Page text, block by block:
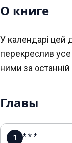
О книге
У календарі цей
перекреслив
ними за останній
Главы
1 * * *